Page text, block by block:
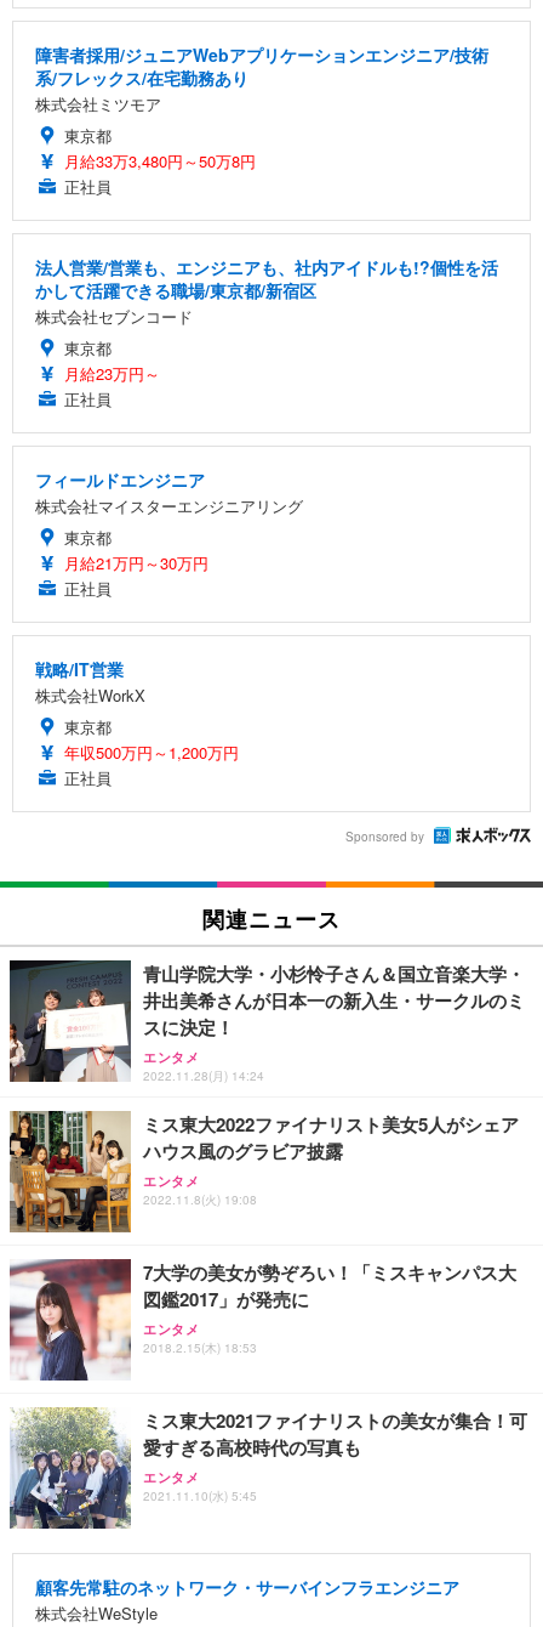
障害者採用/ジュニアWebアプリケーションエンジニア/技術
系/フレックス/在宅勤務あり
株式会社ミツモア
東京都
月給33万3,480円～50万8円
正社員
法人営業/営業も、エンジニアも、社内アイドルも!?個性を活
かして活躍できる職場/東京都/新宿区
株式会社セブンコード
東京都
月給23万円～
正社員
フィールドエンジニア
株式会社マイスターエンジニアリング
東京都
月給21万円～30万円
正社員
戦略/IT営業
株式会社WorkX
東京都
年収500万円～1,200万円
正社員
Sponsored by
関連ニュース
青山学院大学・小杉怜子さん＆国立音楽大学・
井出美希さんが日本一の新入生・サークルのミ
スに決定！
エンタメ
2022.11.28(月) 14:24
ミス東大2022ファイナリスト美女5人がシェア
ハウス風のグラビア披露
エンタメ
2022.11.8(火) 19:08
7大学の美女が勢ぞろい！「ミスキャンパス大
図鑑2017」が発売に
エンタメ
2018.2.15(木) 18:53
ミス東大2021ファイナリストの美女が集合！可
愛すぎる高校時代の写真も
エンタメ
2021.11.10(水) 5:45
顧客先常駐のネットワーク・サーバインフラエンジニア
株式会社WeStyle